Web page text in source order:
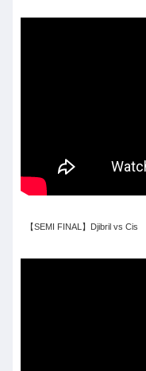
【SEMI FINAL】Djibril vs Cis